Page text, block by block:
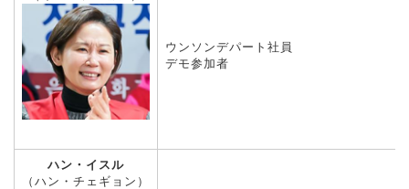
ウンソンデパート社員
デモ参加者
ハン・イスル
（ハン・チェギョン）